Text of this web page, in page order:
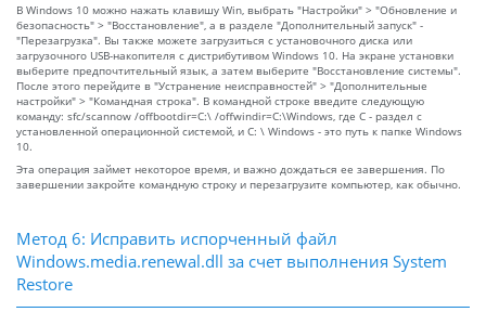
В Windows 10 можно нажать клавишу Win, выбрать "Настройки" > "Обновление и
безопасность" > "Восстановление", а в разделе "Дополнительный запуск" -
"Перезагрузка". Вы также можете загрузиться с установочного диска или
загрузочного USB-накопителя с дистрибутивом Windows 10. На экране установки
выберите предпочтительный язык, а затем выберите "Восстановление системы".
После этого перейдите в "Устранение неисправностей" > "Дополнительные
настройки" > "Командная строка". В командной строке введите следующую
команду: sfc/scannow /offbootdir=C:\ /offwindir=C:\Windows, где C - раздел с
установленной операционной системой, и C: \ Windows - это путь к папке Windows
10.
Эта операция займет некоторое время, и важно дождаться ее завершения. По
завершении закройте командную строку и перезагрузите компьютер, как обычно.
Метод 6: Исправить испорченный файл
Windows.media.renewal.dll за счет выполнения System
Restore